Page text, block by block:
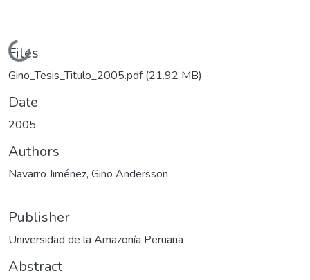
Loading...
Files
Gino_Tesis_Titulo_2005.pdf(21.92 MB)
Date
2005
Authors
Navarro Jiménez, Gino Andersson
Publisher
Universidad de la Amazonía Peruana
Abstract